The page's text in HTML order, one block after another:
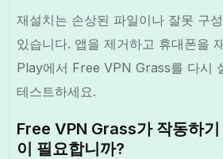
재설치는 손상된 파일이나 잘못 구
있습니다. 앱을 제거하고 휴대폰을
Play에서 Free VPN Grass를 다시
테스트하세요.
Free VPN Grass가 작동하
이 필요합니까?